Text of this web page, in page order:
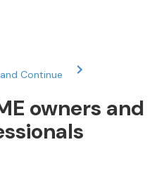
Continue
owners and